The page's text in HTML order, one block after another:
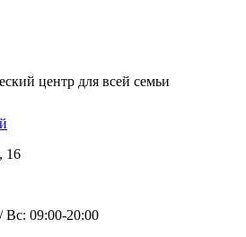
центр для всей семьи
16
09:00-20:00